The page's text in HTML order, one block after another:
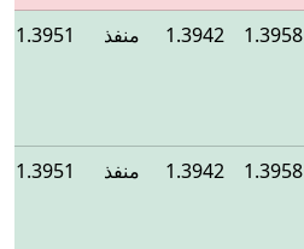
1.3958
1.3942 منفذ 1.3951
1.3958
1.3942 منفذ 1.3951